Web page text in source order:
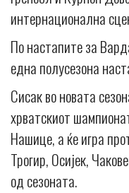
интернационална
По настапите за
една полусезона
Сисак во новата
хрватскиот
Нашице, а ќе игра
Трогир, Осијек,
од сезоната.